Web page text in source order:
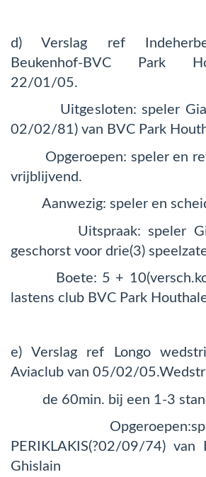
d) Verslag ref
Beukenhof-BVC Park
22/01/05.
Uitgesloten: speler
02/02/81) van BVC Park
Opgeroepen: speler en
vrijblijvend.
Aanwezig: speler en
Uitspraak: speler
geschorst voor drie(3)
Boete: 5 +
lastens club BVC Park
e) Verslag ref Longo
Aviaclub van 05/02/
de 60min. bij een 1-3
PERIKLAKIS(?02/09/74)
Ghislain